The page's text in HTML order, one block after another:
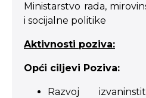
Ministarstvo rada,
i socijalne politike
Aktivnosti poziva:
Opći ciljevi Poziva:
Razvoj